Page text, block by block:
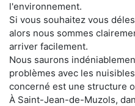
l'environnement.
Si vous souhaitez vous
alors nous sommes
arriver facilement.
Nous saurons
problèmes avec les
concerné est une structure
À Saint-Jean-de-Muzols,